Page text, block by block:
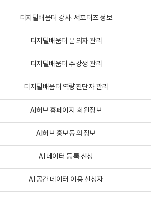
디지털배움터 강사·서포터즈 정보
디지털배움터 문의자 관리
디지털배움터 수강생 관리
디지털배움터 역량진단자 관리
AI허브 홈페이지 회원정보
AI허브 홍보동의 정보
AI 데이터 등록 신청
AI 공간 데이터 이용 신청자